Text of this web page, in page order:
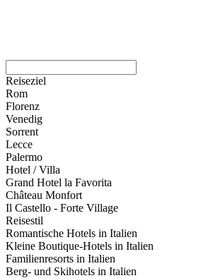
Reiseziel
Rom
Florenz
Venedig
Sorrent
Lecce
Palermo
Hotel / Villa
Grand Hotel la Favorita
Château Monfort
Il Castello - Forte Village
Reisestil
Romantische Hotels in Italien
Kleine Boutique-Hotels in Italien
Familienresorts in Italien
Berg- und Skihotels in Italien